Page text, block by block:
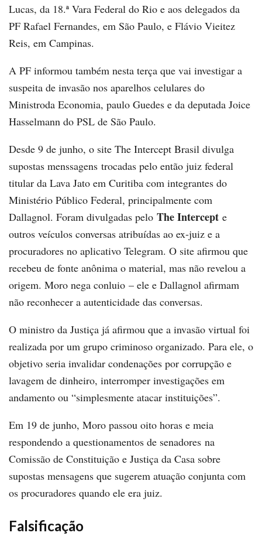
Lucas, da 18.ª Vara Federal do Rio e aos delegados da
PF Rafael Fernandes, em São Paulo, e Flávio Vieitez
Reis, em Campinas.
A PF informou também nesta terça que vai investigar a
suspeita de invasão nos aparelhos celulares do
Ministroda Economia, paulo Guedes e da deputada Joice
Hasselmann do PSL de São Paulo.
Desde 9 de junho, o site The Intercept Brasil divulga
supostas menssagens trocadas pelo então juiz federal
titular da Lava Jato em Curitiba com integrantes do
Ministério Público Federal, principalmente com
Dallagnol. Foram divulgadas pelo The Intercept e
outros veículos conversas atribuídas ao ex-juiz e a
procuradores no aplicativo Telegram. O site afirmou que
recebeu de fonte anônima o material, mas não revelou a
origem. Moro nega conluio – ele e Dallagnol afirmam
não reconhecer a autenticidade das conversas.
O ministro da Justiça já afirmou que a invasão virtual foi
realizada por um grupo criminoso organizado. Para ele, o
objetivo seria invalidar condenações por corrupção e
lavagem de dinheiro, interromper investigações em
andamento ou “simplesmente atacar instituições”.
Em 19 de junho, Moro passou oito horas e meia
respondendo a questionamentos de senadores na
Comissão de Constituição e Justiça da Casa sobre
supostas mensagens que sugerem atuação conjunta com
os procuradores quando ele era juiz.
Falsificação